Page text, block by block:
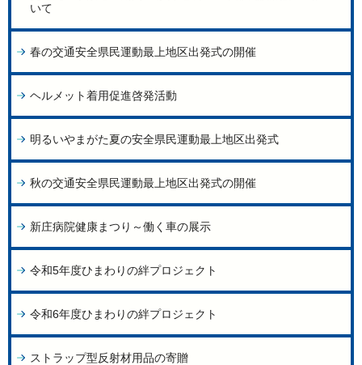
いて
春の交通安全県民運動最上地区出発式の開催
ヘルメット着用促進啓発活動
明るいやまがた夏の安全県民運動最上地区出発式
秋の交通安全県民運動最上地区出発式の開催
新庄病院健康まつり～働く車の展示
令和5年度ひまわりの絆プロジェクト
令和6年度ひまわりの絆プロジェクト
ストラップ型反射材用品の寄贈